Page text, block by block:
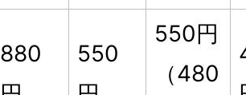
880
550
550円
（480